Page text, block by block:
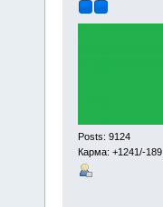
Posts: 9124
Карма: +1241/-189